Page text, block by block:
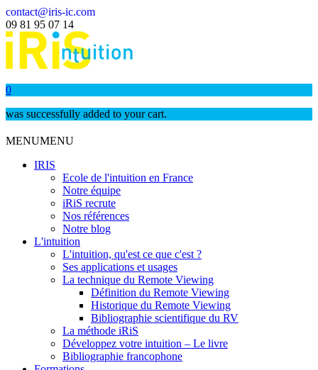
contact@iris-ic.com
09 81 95 07 14
0
was successfully added to your cart.
MENUMENU
IRIS
Ecole de l'intuition en France
Notre équipe
iRiS recrute
Nos références
Notre blog
L'intuition
L'intuition, qu'est ce que c'est ?
Ses applications et usages
La technique du Remote Viewing
Définition du Remote Viewing
Historique du Remote Viewing
Bibliographie scientifique du RV
La méthode iRiS
Développez votre intuition – Le livre
Bibliographie francophone